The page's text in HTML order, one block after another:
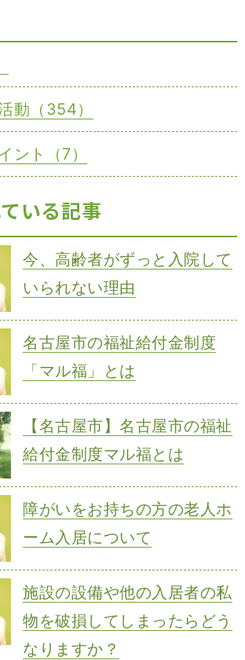
動（354）
ント（7）
いる記事
今、高齢者がずっと入院して
いられない理由
名古屋市の福祉給付金制度
「マル福」とは
【名古屋市】名古屋市の福祉
給付金制度マル福とは
障がいをお持ちの方の老人ホ
ーム入居について
施設の設備や他の入居者の私
物を破損してしまったらどう
なりますか？